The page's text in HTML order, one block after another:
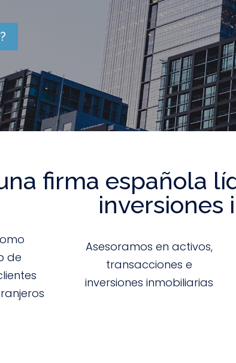
firma española
inversiones
de
Asesoramos en activos,
transacciones e
inversiones inmobiliarias